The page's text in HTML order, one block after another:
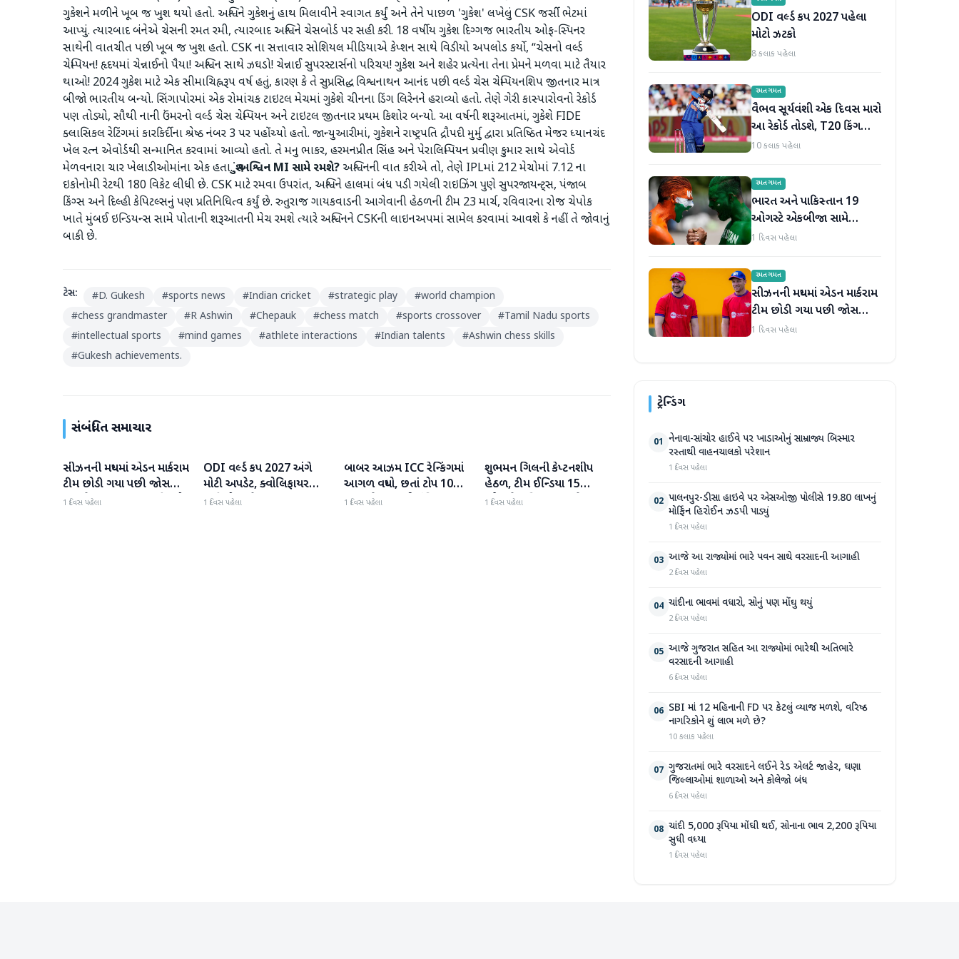
ગુકેશને મળીને ખૂબ જ ખુશ થયો હતો. અશ્વિને ગુકેશનું હાથ મિલાવીને સ્વાગત કર્યું અને તેને પાછળ 'ગુકેશ' લખેલું CSK જર્સી ભેટમાં
આપ્યું. ત્યારબાદ બંનેએ ચેસની રમત રમી, ત્યારબાદ અશ્વિને ચેસબોર્ડ પર સહી કરી. 18 વર્ષીય ગુકેશ દિગ્ગજ ભારતીય ઓફ-સ્પિનર
સાથેની વાતચીત પછી ખૂબ જ ખુશ હતો. CSK ના સત્તાવાર સોશિયલ મીડિયાએ કેપ્શન સાથે વિડીયો અપલોડ કર્યો, “ચેસનો વર્લ્ડ
ચેમ્પિયન! હૃદયમાં ચેન્નાઈનો પૈયા! અશ્વિન સાથે ઝઘડો! ચેન્નાઈ સુપરસ્ટાર્સનો પરિચય! ગુકેશ અને શહેર પ્રત્યેના તેના પ્રેમને મળવા માટે તૈયાર
થાઓ! 2024 ગુકેશ માટે એક સીમાચિહ્નરૂપ વર્ષ હતું, કારણ કે તે સુપ્રસિદ્ધ વિશ્વનાથન આનંદ પછી વર્લ્ડ ચેસ ચેમ્પિયનશિપ જીતનાર માત્ર
બીજો ભારતીય બન્યો. સિંગાપોરમાં એક રોમાંચક ટાઇટલ મેચમાં ગુકેશે ચીનના ડિંગ લિરેનને હરાવ્યો હતો. તેણે ગેરી કાસ્પારોવનો રેકોર્ડ
પણ તોડ્યો, સૌથી નાની ઉંમરનો વર્લ્ડ ચેસ ચેમ્પિયન અને ટાઇટલ જીતનાર પ્રથમ કિશોર બન્યો. આ વર્ષની શરૂઆતમાં, ગુકેશે FIDE
ક્લાસિકલ રેટિંગમાં કારકિર્દીના શ્રેષ્ઠ નંબર 3 પર પહોંચ્યો હતો. જાન્યુઆરીમાં, ગુકેશને રાષ્ટ્રપતિ દ્રૌપદી મુર્મુ દ્વારા પ્રતિષ્ઠિત મેજર ધ્યાનચંદ
ખેલ રત્ન એવોર્ડથી સન્માનિત કરવામાં આવ્યો હતો. તે મનુ ભાકર, હરમનપ્રીત સિંહ અને પેરાલિમ્પિયન પ્રવીણ કુમાર સાથે એવોર્ડ
મેળવનારા ચાર ખેલાડીઓમાંના એક હતા.શું અશ્વિન MI સામે રમશે? અશ્વિનની વાત કરીએ તો, તેણે IPLમાં 212 મેચોમાં 7.12 ના
ઇકોનોમી રેટથી 180 વિકેટ લીધી છે. CSK માટે રમવા ઉપરાંત, અશ્વિને હાલમાં બંધ પડી ગયેલી રાઇઝિંગ પુણે સુપરજાયન્ટ્સ, પંજાબ
કિંગ્સ અને દિલ્હી કેપિટલ્સનું પણ પ્રતિનિધિત્વ કર્યું છે. રુતુરાજ ગાયકવાડની આગેવાની હેઠળની ટીમ 23 માર્ચ, રવિવારના રોજ ચેપોક
ખાતે મુંબઈ ઇન્ડિયન્સ સામે પોતાની શરૂઆતની મેચ રમશે ત્યારે અશ્વિનને CSKની લાઇનઅપમાં સામેલ કરવામાં આવશે કે નહીં તે જોવાનું
બાકી છે.
ટેગ્સ: #D. Gukesh #sports news #Indian cricket #strategic play #world champion
#chess grandmaster #R Ashwin #Chepauk #chess match #sports crossover #Tamil Nadu sports
#intellectual sports #mind games #athlete interactions #Indian talents #Ashwin chess skills
#Gukesh achievements.
સંબંધિત સમાચાર
રમતગમત
સીઝનની મધ્યમાં એડન માર્કરામ
ટીમ છોડી ગયા પછી જોસ
બટલરે સુપર જાયન્ટ્સ ટીમનો
1 દિવસ પહેલા
રમતગમત
ODI વર્લ્ડ કપ 2027 અંગે
મોટી અપડેટ, ક્વોલિફાયર
તારીખો જાહેર
1 દિવસ પહેલા
રમતગમત
બાબર આઝમ ICC રેન્કિંગમાં
આગળ વધ્યો, છતાં ટોપ 10માં
સ્થાન મેળવવાથી વંચિત
1 દિવસ પહેલા
રમતગમત
શુભમન ગિલની કેપ્ટનશીપ
હેઠળ, ટીમ ઈન્ડિયા 15
ઓગસ્ટે ઇતિહાસ રચશે, 600
1 દિવસ પહેલા
ODI વર્લ્ડ કપ 2027 પહેલા
મોટો ઝટકો
8 કલાક પહેલા
રમતગમત
વૈભવ સૂર્યવંશી એક દિવસ મારો
આ રેકોર્ડ તોડશે, T20 કિંગ
બન્યા પછી જોસ બટલરની
10 કલાક પહેલા
રમતગમત
ભારત અને પાકિસ્તાન 19
ઓગસ્ટે એકબીજા સામે
ટકરાશે, હોકી વર્લ્ડ કપ માટે
1 દિવસ પહેલા
રમતગમત
સીઝનની મધ્યમાં એડન માર્કરામ
ટીમ છોડી ગયા પછી જોસ
બટલરે સુપર જાયન્ટ્સ ટીમનો
1 દિવસ પહેલા
ટ્રેન્ડિંગ
01 નેનાવા-સાંચોર હાઈવે પર ખાડાઓનું સામ્રાજ્ય બિસ્માર
રસ્તાથી વાહનચાલકો પરેશાન
1 દિવસ પહેલા
02 પાલનપુર-ડીસા હાઇવે પર એસઓજી પોલીસે 19.80 લાખનું
મોર્ફિન હિરોઈન ઝડપી પાડ્યું
1 દિવસ પહેલા
03 આજે આ રાજ્યોમાં ભારે પવન સાથે વરસાદની આગાહી
2 દિવસ પહેલા
04 ચાંદીના ભાવમાં વધારો, સોનું પણ મોંઘુ થયું
2 દિવસ પહેલા
05 આજે ગુજરાત સહિત આ રાજ્યોમાં ભારેથી અતિભારે
વરસાદની આગાહી
6 દિવસ પહેલા
06 SBI માં 12 મહિનાની FD પર કેટલું વ્યાજ મળશે, વરિષ્ઠ
નાગરિકોને શું લાભ મળે છે?
10 કલાક પહેલા
07 ગુજરાતમાં ભારે વરસાદને લઈને રેડ એલર્ટ જાહેર, ઘણા
જિલ્લાઓમાં શાળાઓ અને કોલેજો બંધ
6 દિવસ પહેલા
08 ચાંદી 5,000 રૂપિયા મોંઘી થઈ, સોનાના ભાવ 2,200 રૂપિયા
સુધી વધ્યા
1 દિવસ પહેલા